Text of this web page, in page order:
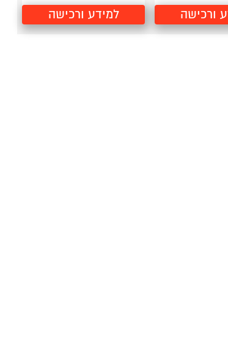
ורכישה למידע ורכישה